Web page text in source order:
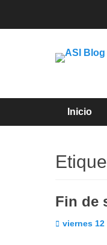
ASI
Cuidando Tu
Menú
Inicio
Fin de
Publicado
viernes 12